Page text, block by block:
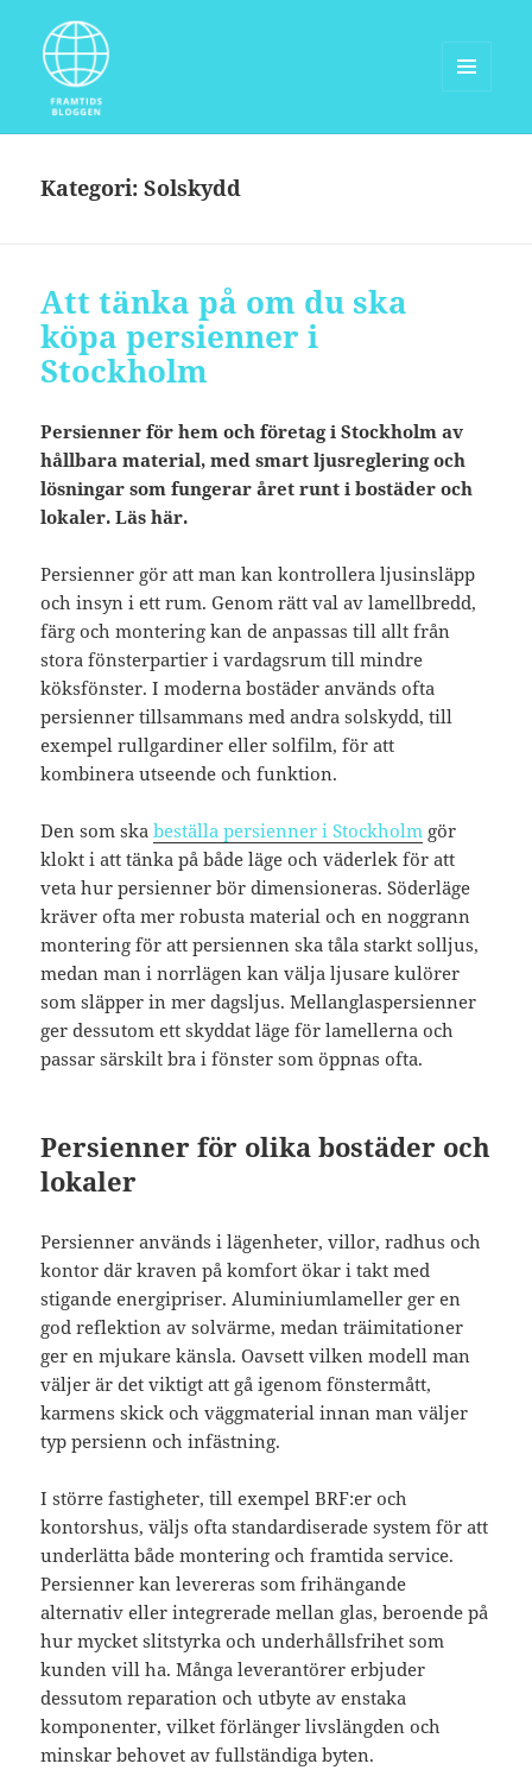
WIDGETS
Kategori:Solskydd
Att tänka på om du ska
köpa persienner i
Stockholm
Persienner för hem och företag i Stockholm av
hållbara material, med smart ljusreglering och
lösningar som fungerar året runt i bostäder och
lokaler. Läs här.
Persienner gör att man kan kontrollera ljusinsläpp
och insyn i ett rum. Genom rätt val av lamellbredd,
färg och montering kan de anpassas till allt från
stora fönsterpartier i vardagsrum till mindre
köksfönster. I moderna bostäder används ofta
persienner tillsammans med andra solskydd, till
exempel rullgardiner eller solfilm, för att
kombinera utseende och funktion.
Den som skabeställa persienner i Stockholm gör
klokt i att tänka på både läge och väderlek för att
veta hur persienner bör dimensioneras. Söderläge
kräver ofta mer robusta material och en noggrann
montering för att persiennen ska tåla starkt solljus,
medan man i norrlägen kan välja ljusare kulörer
som släpper in mer dagsljus. Mellanglaspersienner
ger dessutom ett skyddat läge för lamellerna och
passar särskilt bra i fönster som öppnas ofta.
Persienner för olika bostäder och
lokaler
Persienner används i lägenheter, villor, radhus och
kontor där kraven på komfort ökar i takt med
stigande energipriser. Aluminiumlameller ger en
god reflektion av solvärme, medan träimitationer
ger en mjukare känsla. Oavsett vilken modell man
väljer är det viktigt att gå igenom fönstermått,
karmens skick och väggmaterial innan man väljer
typ persienn och infästning.
I större fastigheter, till exempel BRF:er och
kontorshus, väljs ofta standardiserade system för att
underlätta både montering och framtida service.
Persienner kan levereras som frihängande
alternativ eller integrerade mellan glas, beroende på
hur mycket slitstyrka och underhållsfrihet som
kunden vill ha. Många leverantörer erbjuder
dessutom reparation och utbyte av enstaka
komponenter, vilket förlänger livslängden och
minskar behovet av fullständiga byten.